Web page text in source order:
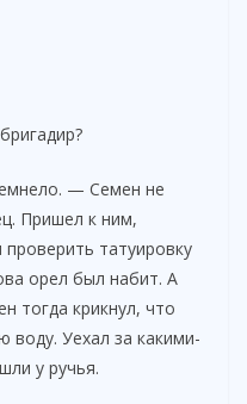
— Семен не
Пришел к ним,
татуировку
орел был набит. А
тогда крикнул, что
воду. Уехал за какими-
у ручья.